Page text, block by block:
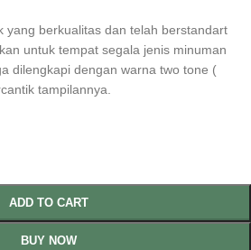
yang berkualitas dan telah berstandart
untuk tempat segala jenis minuman
dilengkapi dengan warna two tone (
tampilannya.
ADD TO CART
BUY NOW